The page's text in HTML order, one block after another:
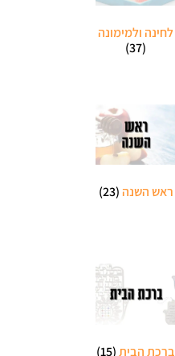
לחינה ולמימונה
(37)
ראש השנה(23)
ברכת הבית(15)